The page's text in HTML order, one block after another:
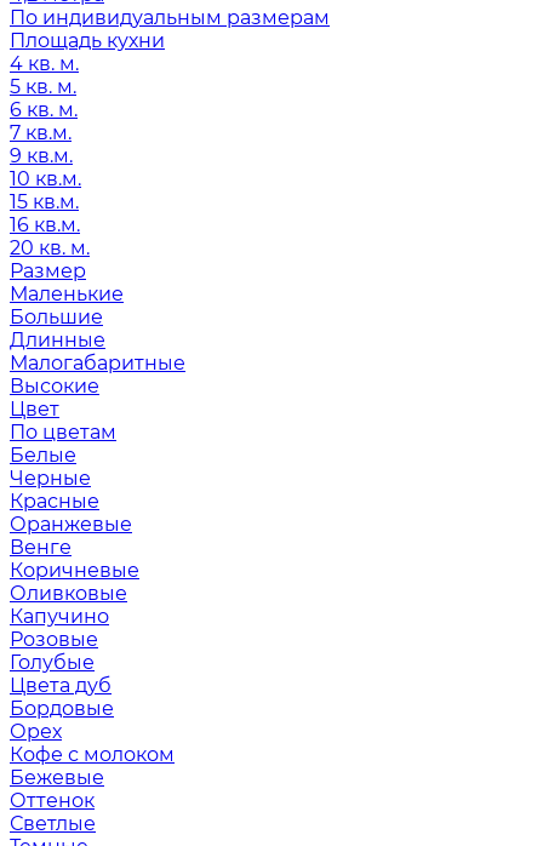
По индивидуальным размерам
Площадь кухни
4 кв. м.
5 кв. м.
6 кв. м.
7 кв.м.
9 кв.м.
10 кв.м.
15 кв.м.
16 кв.м.
20 кв. м.
Размер
Маленькие
Большие
Длинные
Малогабаритные
Высокие
Цвет
По цветам
Белые
Черные
Красные
Оранжевые
Венге
Коричневые
Оливковые
Капучино
Розовые
Голубые
Цвета дуб
Бордовые
Орех
Кофе с молоком
Бежевые
Оттенок
Светлые